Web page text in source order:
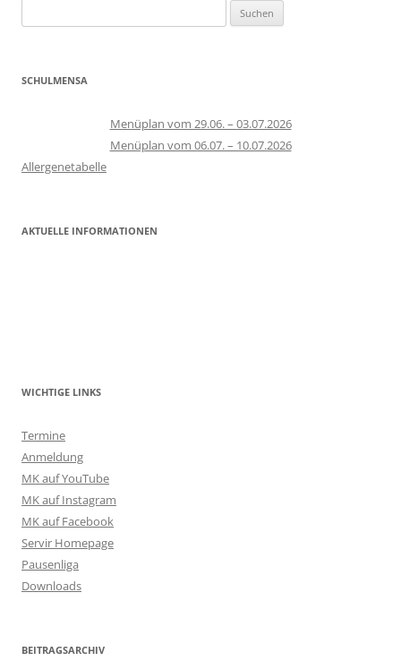
nach:
SCHULMENSA
Menüplan vom 29.06. – 03.07.2026
Menüplan vom 06.07. – 10.07.2026
Allergenetabelle
AKTUELLE INFORMATIONEN
WICHTIGE LINKS
Termine
Anmeldung
MK auf YouTube
MK auf Instagram
MK auf Facebook
Servir Homepage
Pausenliga
Downloads
BEITRAGSARCHIV